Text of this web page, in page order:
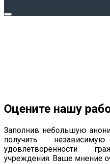
Оцените нашу
Заполнив небольшую
получить
удовлетворенности
учреждения. Ваше мнение